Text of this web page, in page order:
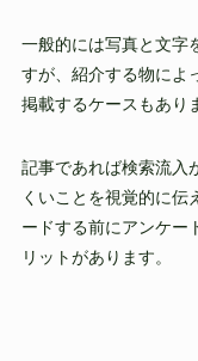
一般的には写真と文字
すが、紹介する物によ
掲載するケースもあり
記事であれば検索流入
くいことを視覚的に伝
ードする前にアンケー
リットがあります。